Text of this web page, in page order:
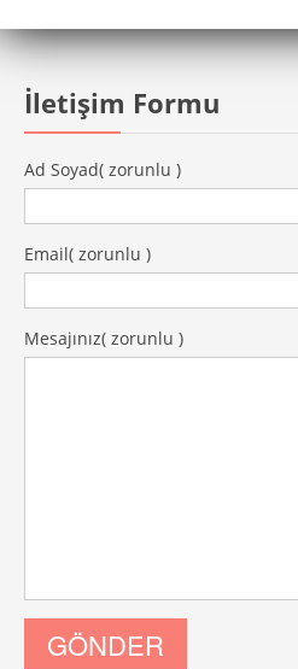
İletişim Formu
Ad Soyad( zorunlu )
Email( zorunlu )
Mesajınız( zorunlu )